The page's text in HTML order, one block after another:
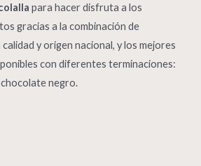
para hacer disfruta a los
gracias a la combinación de
y origen nacional, y los mejores
con diferentes terminaciones:
negro.